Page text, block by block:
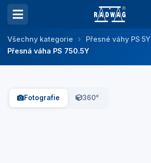
Všechny kategorie
Přesné váhy PS 5Y
Přesná váha PS 750.5Y
Fotografie 360°